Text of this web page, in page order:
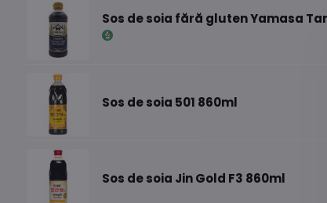
Sos de soia fără gluten Yamasa
Sos de soia 501 860ml
Sos de soia Jin Gold F3 860ml